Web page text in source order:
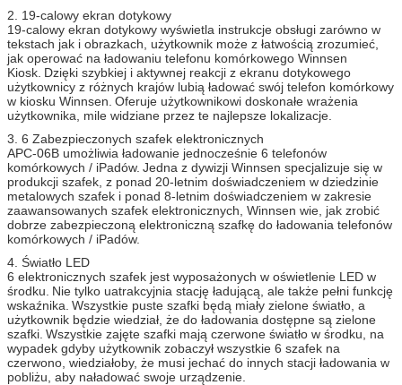
długotrwałym użytkowaniem, kolor można
dostosować
Opcje sprzętowe Akceptor banknotów, odbiorca banknotów, czytnik
kart, czytnik linii papilarnych, skaner kodów
kreskowych, drukarka biletów
Jeśli część, którą chcesz dodać, nie została
uwzględniona powyżej, zapytaj nas.
Napięcie
robocze
100-240V, 50 / 60Hz
temperatura
robocza
0 ~ 50 ℃
Certyfikat CE, FCC
2. 19-calowy ekran dotykowy
19-calowy ekran dotykowy wyświetla instrukcje obsługi zarówno w
tekstach jak i obrazkach, użytkownik może z łatwością zrozumieć,
jak operować na ładowaniu telefonu komórkowego Winnsen
Kiosk. Dzięki szybkiej i aktywnej reakcji z ekranu dotykowego
użytkownicy z różnych krajów lubią ładować swój telefon komórkowy
w kiosku Winnsen. Oferuje użytkownikowi doskonałe wrażenia
użytkownika, mile widziane przez te najlepsze lokalizacje.
3. 6 Zabezpieczonych szafek elektronicznych
APC-06B umożliwia ładowanie jednocześnie 6 telefonów
komórkowych / iPadów. Jedna z dywizji Winnsen specjalizuje się w
produkcji szafek, z ponad 20-letnim doświadczeniem w dziedzinie
metalowych szafek i ponad 8-letnim doświadczeniem w zakresie
zaawansowanych szafek elektronicznych, Winnsen wie, jak zrobić
dobrze zabezpieczoną elektroniczną szafkę do ładowania telefonów
komórkowych / iPadów.
4. Światło LED
6 elektronicznych szafek jest wyposażonych w oświetlenie LED w
środku. Nie tylko uatrakcyjnia stację ładującą, ale także pełni funkcję
wskaźnika. Wszystkie puste szafki będą miały zielone światło, a
użytkownik będzie wiedział, że do ładowania dostępne są zielone
szafki. Wszystkie zajęte szafki mają czerwone światło w środku, na
wypadek gdyby użytkownik zobaczył wszystkie 6 szafek na
czerwono, wiedziałoby, że musi jechać do innych stacji ładowania w
pobliżu, aby naładować swoje urządzenie.